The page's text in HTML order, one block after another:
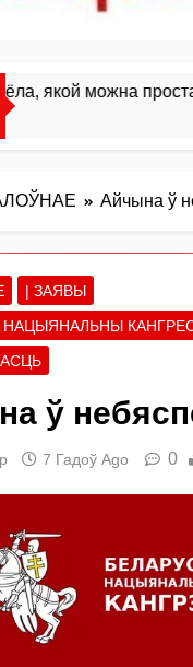
якой можна проста
Айчына ў
| ЗАЯВЫ
НАЦЫЯНАЛЬНЫ
ў
7 Гадоў Ago 0